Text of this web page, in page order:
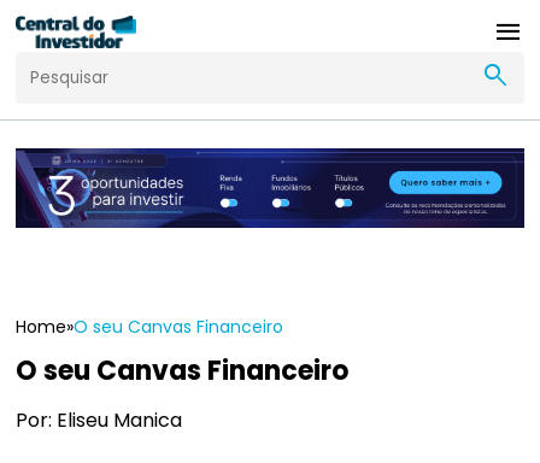
menu
search
Home»O seu Canvas Financeiro
O seu Canvas Financeiro
Por: Eliseu Manica